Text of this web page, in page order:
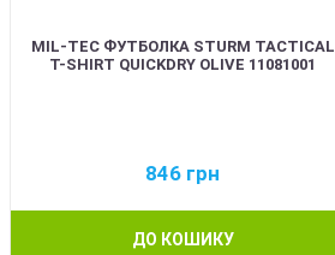
MIL-TEC ФУТБОЛКА STURM TACTICAL
T-SHIRT QUICKDRY OLIVE 11081001
846 грн
ДО КОШИКУ